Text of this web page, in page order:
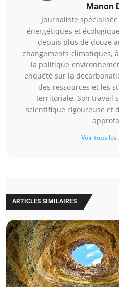
Manon
Journaliste
énergétiques et
depuis plus de douze
changements climatiques,
la politique
enquêté sur la
des ressources et les
territoriale. Son travail
scientifique rigoureuse et
Voir tous
ARTICLES SIMILAIRES